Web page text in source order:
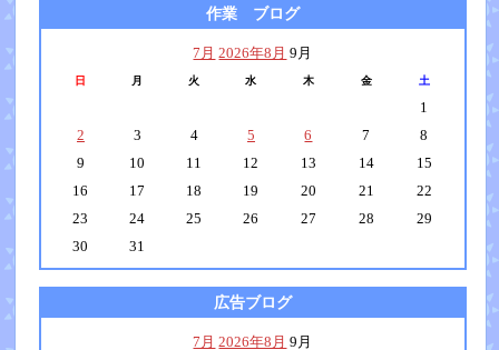
作業 ブログ
7月 2026年8月 9月
日 月 火 水 木 金 土
1
2
3 4 5 6 7
8
9
10 11 12 13 14
15
16
17 18 19 20 21
22
23
24 25 26 27 28
29
30
31
広告ブログ
7月 2026年8月 9月